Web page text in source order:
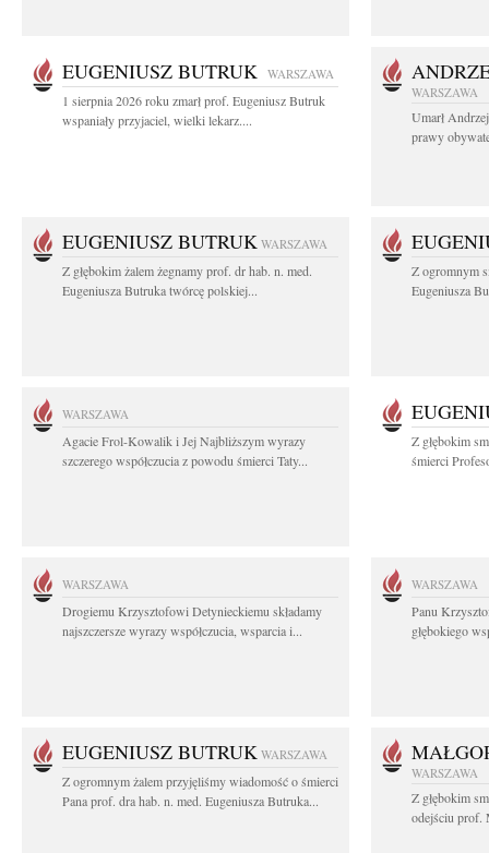
EUGENIUSZ BUTRUK WARSZAWA
1 sierpnia 2026 roku zmarł prof. Eugeniusz Butruk
wspaniały przyjaciel, wielki lekarz....
WARSZAWA
Umarł
prawy
EUGENIUSZ BUTRUK WARSZAWA
Z głębokim żalem żegnamy prof. dr hab. n. med.
Eugeniusza Butruka twórcę polskiej...
Z ogromnym
Eugeniusza
WARSZAWA
Agacie Frol-Kowalik i Jej Najbliższym wyrazy
szczerego współczucia z powodu śmierci Taty...
Z głębokim
śmierci
WARSZAWA
Drogiemu Krzysztofowi Detynieckiemu składamy
najszczersze wyrazy współczucia, wsparcia i...
WARSZAWA
Panu
głębokiego
EUGENIUSZ BUTRUK WARSZAWA
Z ogromnym żalem przyjęliśmy wiadomość o śmierci
Pana prof. dra hab. n. med. Eugeniusza Butruka...
WARSZAWA
Z głębokim
odejściu prof.